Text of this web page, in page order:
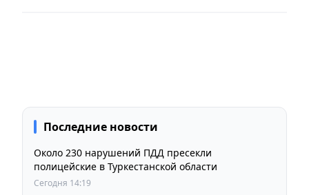
Последние новости
Около 230 нарушений ПДД пресекли
полицейские в Туркестанской области
Сегодня 14:19